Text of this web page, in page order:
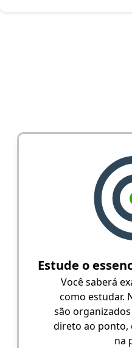
Estude o
Você saberá
como estudar.
são
direto ao ponto,
na